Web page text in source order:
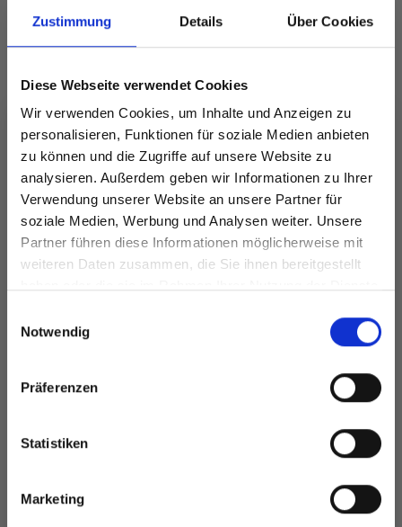
Zustimmung Details Über Cookies
Diese Webseite verwendet Cookies
Wir verwenden Cookies, um Inhalte und Anzeigen zu
personalisieren, Funktionen für soziale Medien anbieten
zu können und die Zugriffe auf unsere Website zu
analysieren. Außerdem geben wir Informationen zu Ihrer
Verwendung unserer Website an unsere Partner für
soziale Medien, Werbung und Analysen weiter. Unsere
Partner führen diese Informationen möglicherweise mit
weiteren Daten zusammen, die Sie ihnen bereitgestellt
Notwendig
Präferenzen
Statistiken
Marketing
ansehen
ANDERE HABEN SICH AUCH ANGESEHEN
DROPS DAISY
DROPS PARIS
RECYCLED DENIM
Spare bis zu 50%
und erhalte exklusiven Zugang zu